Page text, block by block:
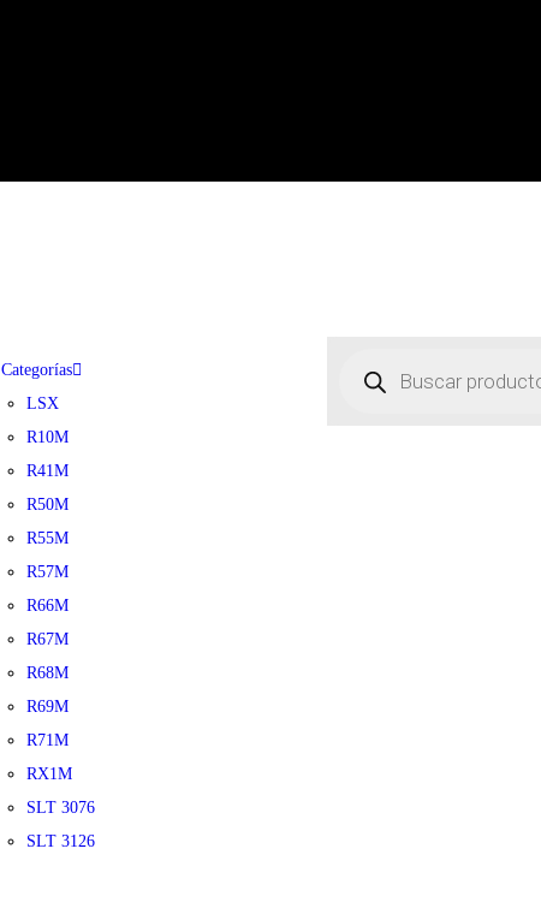
Categorías
LSX
R10M
R41M
R50M
R55M
R57M
R66M
R67M
R68M
R69M
R71M
RX1M
SLT 3076
SLT 3126